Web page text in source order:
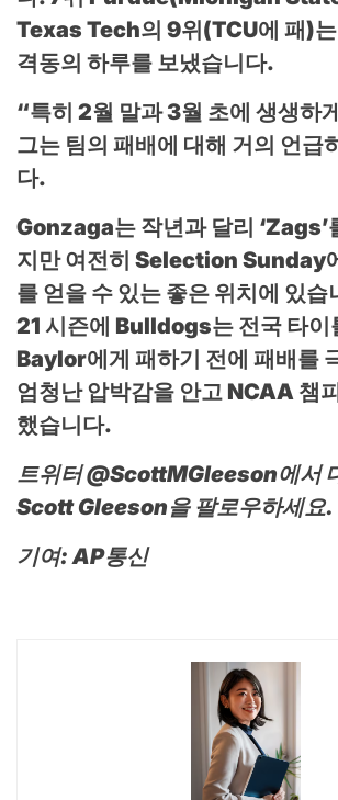
Texas Tech의 9위(TCU에 패)는
격동의 하루를 보냈습니다.
“특히 2월 말과 3월 초에 생생하
그는 팀의 패배에 대해 거의 언급
다.
Gonzaga는 작년과 달리 ‘Zags’
지만 여전히 Selection Sunday
를 얻을 수 있는 좋은 위치에 있
21 시즌에 Bulldogs는 전국 타이
Baylor에게 패하기 전에 패배를
엄청난 압박감을 안고 NCAA 챔
했습니다.
트위터 @ScottMGleeson에서
Scott Gleeson을 팔로우하세요.
기여: AP통신